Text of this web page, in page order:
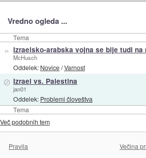
Vredno ogleda ...
Tema
Tema
» Izraelsko-arabska vojna se bije tudi na
McHusch
Oddelek: Novice/Varnost
⊘ Izrael vs. Palestina
jan01
Oddelek: Problemi človeštva
Več podobnih tem
Pravila Večina